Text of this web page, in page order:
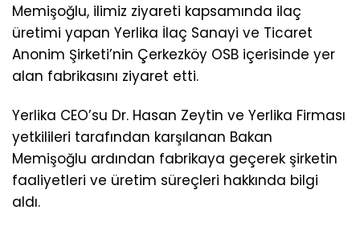
Memişoğlu, ilimiz ziyareti kapsamında ilaç
üretimi yapan Yerlika İlaç Sanayi ve Ticaret
Anonim Şirketi’nin Çerkezköy OSB içerisinde yer
alan fabrikasını ziyaret etti.
Yerlika CEO’su Dr. Hasan Zeytin ve Yerlika Firması
yetkilileri tarafından karşılanan Bakan
Memişoğlu ardından fabrikaya geçerek şirketin
faaliyetleri ve üretim süreçleri hakkında bilgi
aldı.